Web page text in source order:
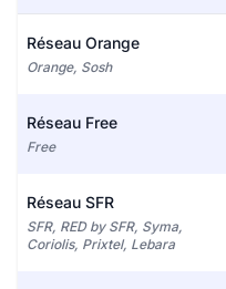
Réseau Orange
Orange, Sosh
Réseau Free
Free
Réseau SFR
SFR, RED by SFR, Syma,
Coriolis, Prixtel, Lebara